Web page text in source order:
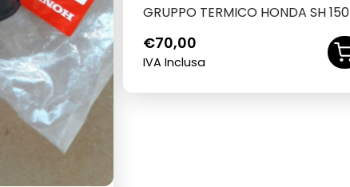
GRUPPO TERMICO HONDA SH 150
€70,00
IVA Inclusa